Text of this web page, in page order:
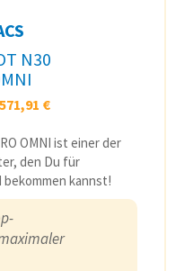
N30
571,91 €
OMNI ist einer der
den Du für
bekommen kannst!